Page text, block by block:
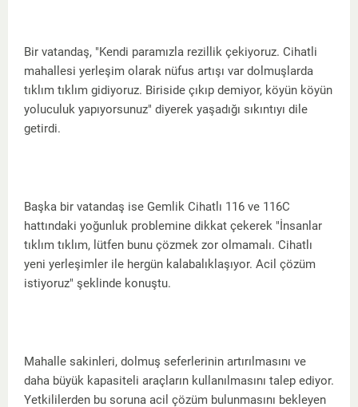
Bir vatandaş, "Kendi paramızla rezillik çekiyoruz. Cihatli
mahallesi yerleşim olarak nüfus artışı var dolmuşlarda
tıklım tıklım gidiyoruz. Biriside çıkıp demiyor, köyün köyün
yoluculuk yapıyorsunuz" diyerek yaşadığı sıkıntıyı dile
getirdi.
Başka bir vatandaş ise Gemlik Cihatlı 116 ve 116C
hattındaki yoğunluk problemine dikkat çekerek "İnsanlar
tıklım tıklım, lütfen bunu çözmek zor olmamalı. Cihatlı
yeni yerleşimler ile hergün kalabalıklaşıyor. Acil çözüm
istiyoruz" şeklinde konuştu.
Mahalle sakinleri, dolmuş seferlerinin artırılmasını ve
daha büyük kapasiteli araçların kullanılmasını talep ediyor.
Yetkililerden bu soruna acil çözüm bulunmasını bekleyen